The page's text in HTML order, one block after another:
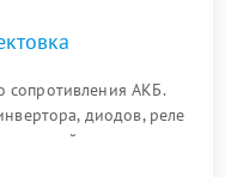
сопротивления АКБ.
диодов, реле
поиск вздутых
печатной плате.